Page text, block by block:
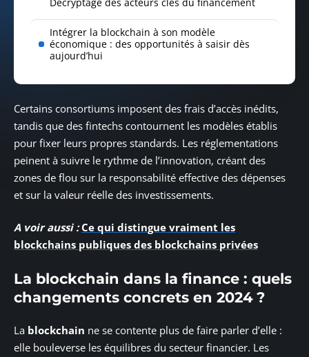
Décryptage des acteurs clés du financement
Intégrer la blockchain à son modèle
économique : des opportunités à saisir dès
aujourd’hui
Certains consortiums imposent des frais d’accès inédits,
tandis que des fintechs contournent les modèles établis
pour fixer leurs propres standards. Les réglementations
peinent à suivre le rythme de l’innovation, créant des
zones de flou sur la responsabilité effective des dépenses
et sur la valeur réelle des investissements.
A voir aussi : Ce qui distingue vraiment les
blockchains publiques des blockchains privées
La blockchain dans la finance : quels
changements concrets en 2024 ?
La blockchain ne se contente plus de faire parler d’elle :
elle bouleverse les équilibres du secteur financier. Les